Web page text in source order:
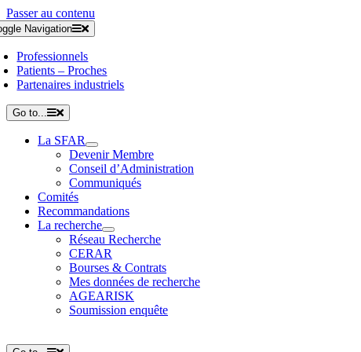
Passer au contenu
Navigation
Professionnels
Patients – Proches
Partenaires industriels
Go to...
La SFAR
Devenir Membre
Conseil d’Administration
Communiqués
Comités
Recommandations
La recherche
Réseau Recherche
CERAR
Bourses & Contrats
Mes données de recherche
AGEARISK
Soumission enquête